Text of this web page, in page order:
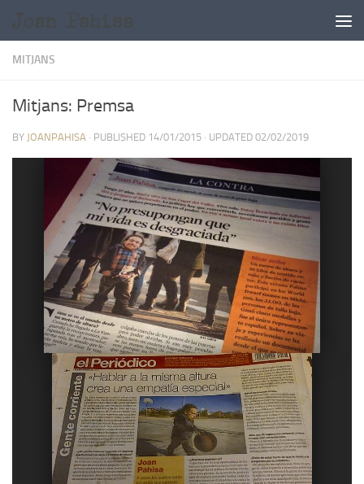
MITJANS
Mitjans: Premsa
BY JOANPAHISA · PUBLISHED 14/01/2015 · UPDATED 02/02/2019